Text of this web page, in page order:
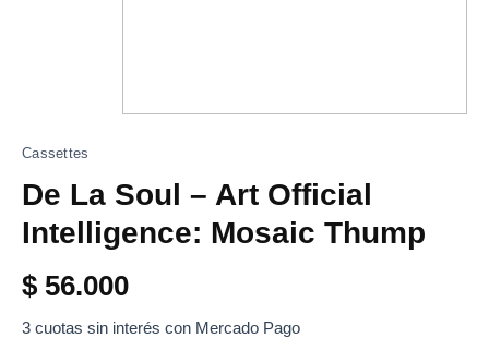
Cassettes
De La Soul – Art Official
Intelligence: Mosaic Thump
$ 56.000
3 cuotas sin interés con Mercado Pago